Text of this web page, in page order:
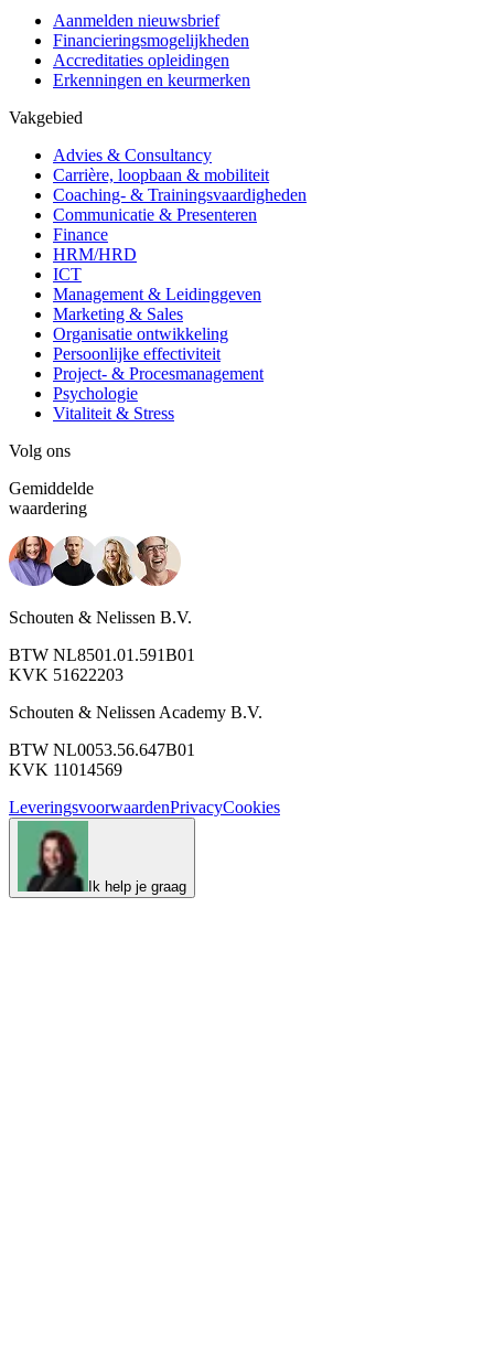
Aanmelden nieuwsbrief
Financieringsmogelijkheden
Accreditaties opleidingen
Erkenningen en keurmerken
Vakgebied
Advies & Consultancy
Carrière, loopbaan & mobiliteit
Coaching- & Trainingsvaardigheden
Communicatie & Presenteren
Finance
HRM/HRD
ICT
Management & Leidinggeven
Marketing & Sales
Organisatie ontwikkeling
Persoonlijke effectiviteit
Project- & Procesmanagement
Psychologie
Vitaliteit & Stress
Volg ons
Gemiddelde
waardering
Schouten & Nelissen B.V.
BTW NL8501.01.591B01
KVK 51622203
Schouten & Nelissen Academy B.V.
BTW NL0053.56.647B01
KVK 11014569
LeveringsvoorwaardenPrivacyCookies
Ik help je graag